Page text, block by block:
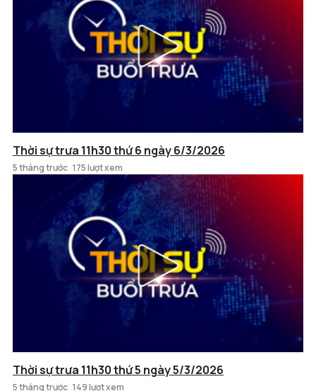
Thời sự trưa 11h30 thứ 6 ngày 6/3/2026
5 tháng trước 175 lượt xem
Thời sự trưa 11h30 thứ 5 ngày 5/3/2026
5 tháng trước 149 lượt xem